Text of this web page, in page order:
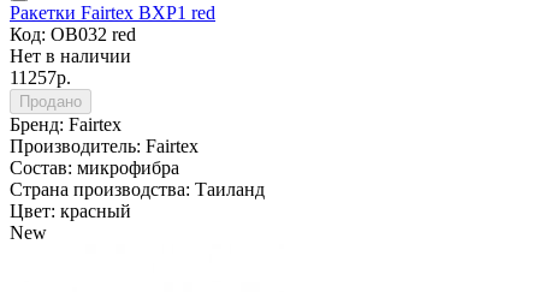
Ракетки Fairtex BXP1 red
Код: OB032 red
Нет в наличии
11257р.
Продано
Бренд: Fairtex
Производитель: Fairtex
Состав: микрофибра
Страна производства: Таиланд
Цвет: красный
New